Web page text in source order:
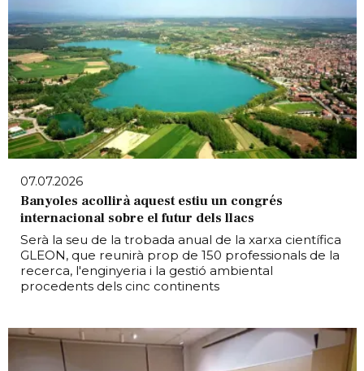
07.07.2026
Banyoles acollirà aquest estiu un congrés
internacional sobre el futur dels llacs
Serà la seu de la trobada anual de la xarxa científica
GLEON, que reunirà prop de 150 professionals de la
recerca, l'enginyeria i la gestió ambiental
procedents dels cinc continents